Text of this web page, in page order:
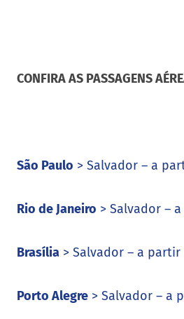
CONFIRA AS PASSAGENS
São Paulo > Salvador – a
Rio de Janeiro > Salvador –
Brasília > Salvador – a partir
Porto Alegre > Salvador – a